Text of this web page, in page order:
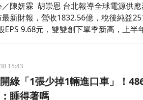
／陳妍霖 胡崇恩 台北報導全球電源供
新財報，營收1832.56億，稅後純益
EPS 9.68元，雙雙創下單季新高，上半
15:43
綠「1張少掉1輛進口車」！
睡得著嗎